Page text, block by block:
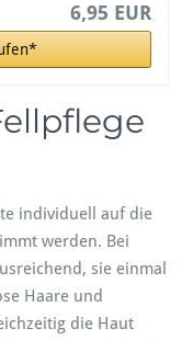
6,95 EUR
individuell auf die
werden. Bei
sie einmal
Haare und
die Haut